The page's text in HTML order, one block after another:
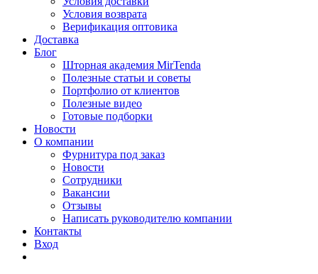
Условия возврата
Верификация оптовика
Доставка
Блог
Шторная академия MirTenda
Полезные статьи и советы
Портфолио от клиентов
Полезные видео
Готовые подборки
Новости
О компании
Фурнитура под заказ
Новости
Сотрудники
Вакансии
Отзывы
Написать руководителю компании
Контакты
Вход